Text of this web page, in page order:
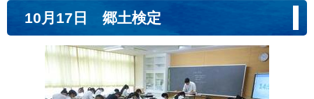
10月17日 郷土検定